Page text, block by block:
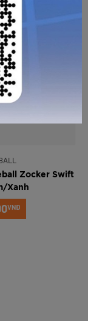
VNĐ
Zocker Swift
Xanh
VNĐ